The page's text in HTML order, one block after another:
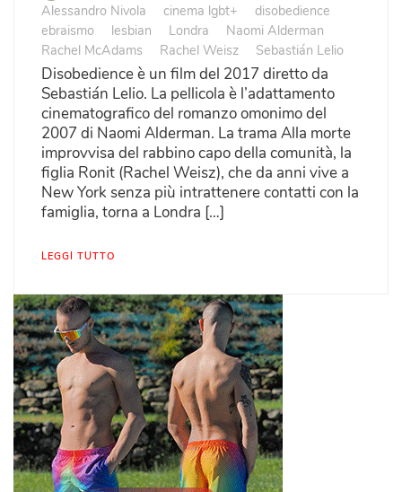
Alessandro Nivola
cinema lgbt+
disobedience
ebraismo
lesbian Londra
Naomi Alderman
Rachel McAdams
Rachel Weisz Sebastián Lelio
Disobedience è un film del 2017 diretto da
Sebastián Lelio. La pellicola è l’adattamento
cinematografico del romanzo omonimo del
2007 di Naomi Alderman. La trama Alla morte
improvvisa del rabbino capo della comunità, la
figlia Ronit (Rachel Weisz), che da anni vive a
New York senza più intrattenere contatti con la
famiglia, torna a Londra […]
LEGGI TUTTO